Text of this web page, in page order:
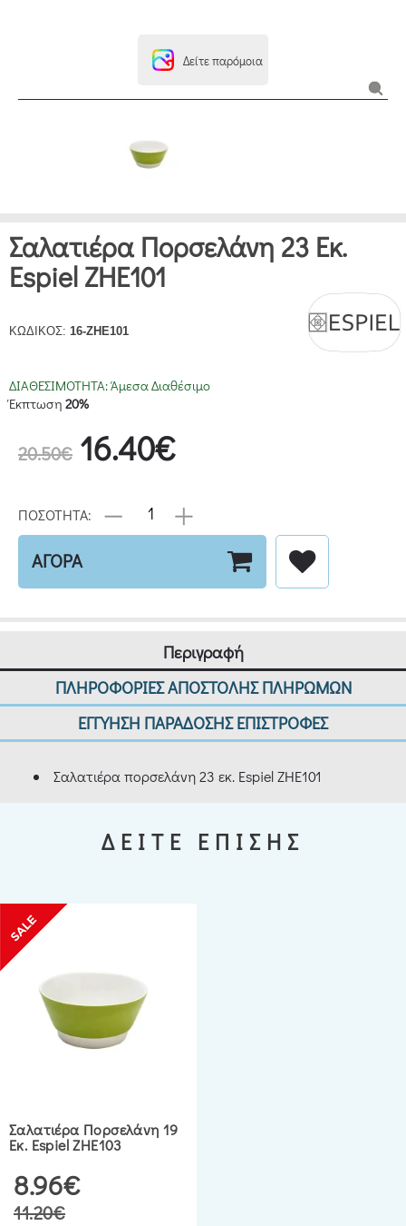
Δείτε παρόμοια
Σαλατιέρα Πορσελάνη 23 Εκ.
Espiel ZHE101
ΚΩΔΙΚΟΣ: 16-ZHE101
ΔΙΑΘΕΣΙΜΟΤΗΤΑ:Άμεσα Διαθέσιμο
Έκπτωση 20%
20.50€ 16.40€
ΠΟΣΟΤΗΤΑ:
ΑΓΟΡΑ
Περιγραφή
ΠΛΗΡΟΦΟΡΙΕΣ ΑΠΟΣΤΟΛΗΣ ΠΛΗΡΩΜΩΝ
ΕΓΓΥΗΣΗ ΠΑΡΑΔΟΣΗΣ ΕΠΙΣΤΡΟΦΕΣ
Σαλατιέρα πορσελάνη 23 εκ. Espiel ZHE101
ΔΕΙΤΕ ΕΠΙΣΗΣ
Σαλατιέρα Πορσελάνη 19
Εκ. Espiel ZHE103
8.96€
11.20€